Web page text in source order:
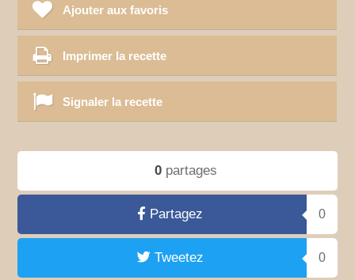
Ajouter aux favoris
Imprimer la recette
Signaler la recette
0partages
Partagez 0
Tweetez 0